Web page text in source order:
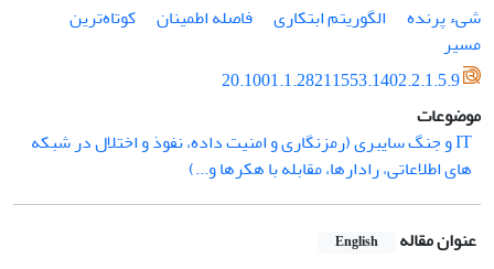
شی‌ء پرنده
الگوریتم ابتکاری فاصله اطمینان
کوتاه‌ترین
مسیر
20.1001.1.28211553.1402.2.1.5.9
موضوعات
IT و جنگ سایبری (رمزنگاری و امنیت داده، نفوذ و اختلال در شبکه
‌های اطلاعاتی، رادارها، مقابله با هکرها و...)
عنوان مقاله English